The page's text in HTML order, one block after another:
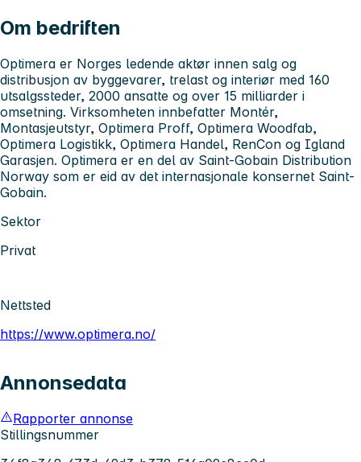
Om bedriften
Optimera er Norges ledende aktør innen salg og
distribusjon av byggevarer, trelast og interiør med 160
utsalgssteder, 2000 ansatte og over 15 milliarder i
omsetning. Virksomheten innbefatter Montér,
Montasjeutstyr, Optimera Proff, Optimera Woodfab,
Optimera Logistikk, Optimera Handel, RenCon og Igland
Garasjen. Optimera er en del av Saint-Gobain Distribution
Norway som er eid av det internasjonale konsernet Saint-
Gobain.
Sektor
Privat
Nettsted
https://www.optimera.no/
Annonsedata
Rapporter annonse
Stillingsnummer